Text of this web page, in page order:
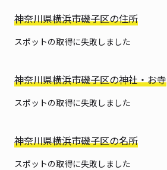
神奈川県横浜市磯子区の住所
スポットの取得に失敗しました
神奈川県横浜市磯子区の神社・お寺
スポットの取得に失敗しました
神奈川県横浜市磯子区の名所
スポットの取得に失敗しました